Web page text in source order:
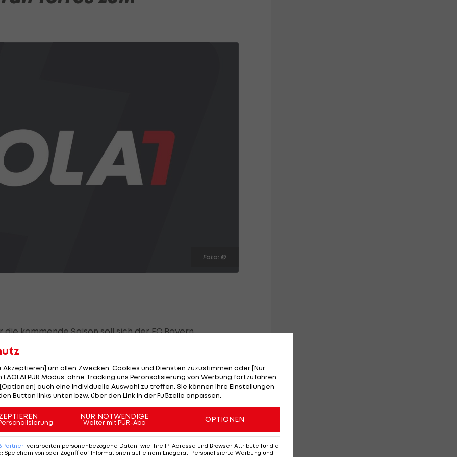
Foto: ©
kommende Saison soll sich der FC Bayern
Wie "Tribuna Deportiva" berichtet, hat der
Sommer 2021 beim FC Valencia unter Vertrag und
unter anderemManchester City, Liverpool und
88 Pflichtspiele für die "Fledermäuse" bestritten und
Akzeptieren] um allen Zwecken, Cookies und Diensten zuzustimmen oder [Nur
PUR Modus, ohne Tracking uns Peronsalisierung von Werbung fortzufahren.
auch eine individuelle Auswahl zu treffen. Sie können Ihre Einstellungen
Button links unten bzw. über den Link in der Fußzeile anpassen.
NUR NOTWENDIGE
Weiter mit PUR-Abo OPTIONEN
Partner verarbeiten personenbezogene Daten, wie Ihre IP-Adresse und Browser-Attribute für die
: Speichern von oder Zugriff auf Informationen auf einem Endgerät; Personalisierte Werbung und